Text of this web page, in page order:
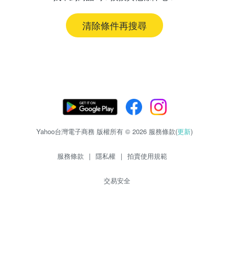
清除條件再搜尋
Yahoo台灣電子商務 版權所有 © 2026 服務條款(更新)
服務條款 | 隱私權 | 拍賣使用規範
交易安全